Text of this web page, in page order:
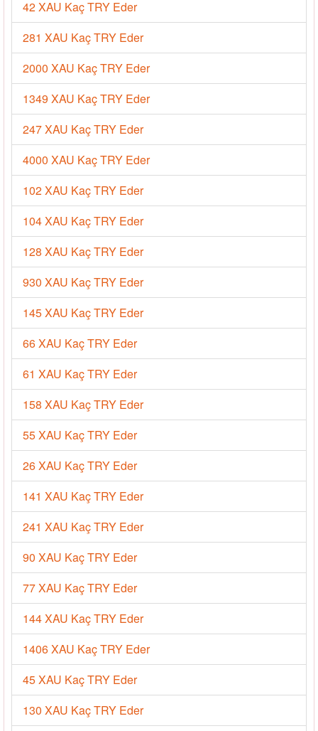
42 XAU Kaç TRY Eder
281 XAU Kaç TRY Eder
2000 XAU Kaç TRY Eder
1349 XAU Kaç TRY Eder
247 XAU Kaç TRY Eder
4000 XAU Kaç TRY Eder
102 XAU Kaç TRY Eder
104 XAU Kaç TRY Eder
128 XAU Kaç TRY Eder
930 XAU Kaç TRY Eder
145 XAU Kaç TRY Eder
66 XAU Kaç TRY Eder
61 XAU Kaç TRY Eder
158 XAU Kaç TRY Eder
55 XAU Kaç TRY Eder
26 XAU Kaç TRY Eder
141 XAU Kaç TRY Eder
241 XAU Kaç TRY Eder
90 XAU Kaç TRY Eder
77 XAU Kaç TRY Eder
144 XAU Kaç TRY Eder
1406 XAU Kaç TRY Eder
45 XAU Kaç TRY Eder
130 XAU Kaç TRY Eder